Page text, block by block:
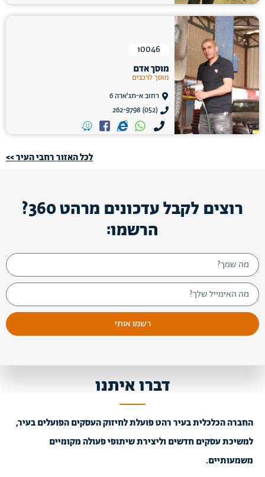
10046
מוסך אדם
מוסך לרכבים
רחוב א-תג'ארה 6
(052) 262-9798
לכל האזור רחבי העיר >>
רוצים לקבל עדכונים מרהט 360?
הרשמו:
רשמו אותי
דברו איתנו
החברה הכלכלית בעיר רהט פועלת לחיזוק העסקים הפועלים בעיר,
למשיכת עסקים חדשים וליצירת שיתופי פעולה מקומיים
משמעותיים.